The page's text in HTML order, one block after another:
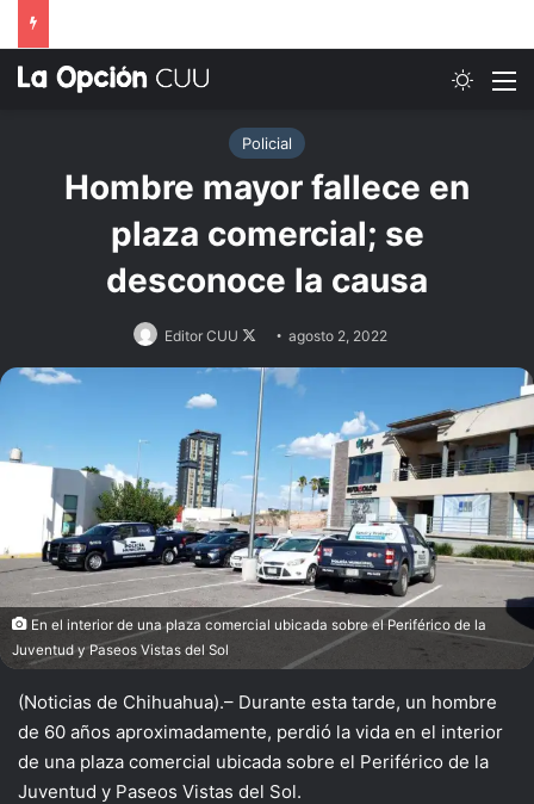
Policial
Hombre mayor fallece en
plaza comercial; se
desconoce la causa
Editor CUU
Follow
on
X
agosto 2, 2022
En el interior de una plaza comercial ubicada sobre el Periférico de la
Juventud y Paseos Vistas del Sol
(Noticias de Chihuahua).– Durante esta tarde, un hombre
de 60 años aproximadamente, perdió la vida en el interior
de una plaza comercial ubicada sobre el Periférico de la
Juventud y Paseos Vistas del Sol.